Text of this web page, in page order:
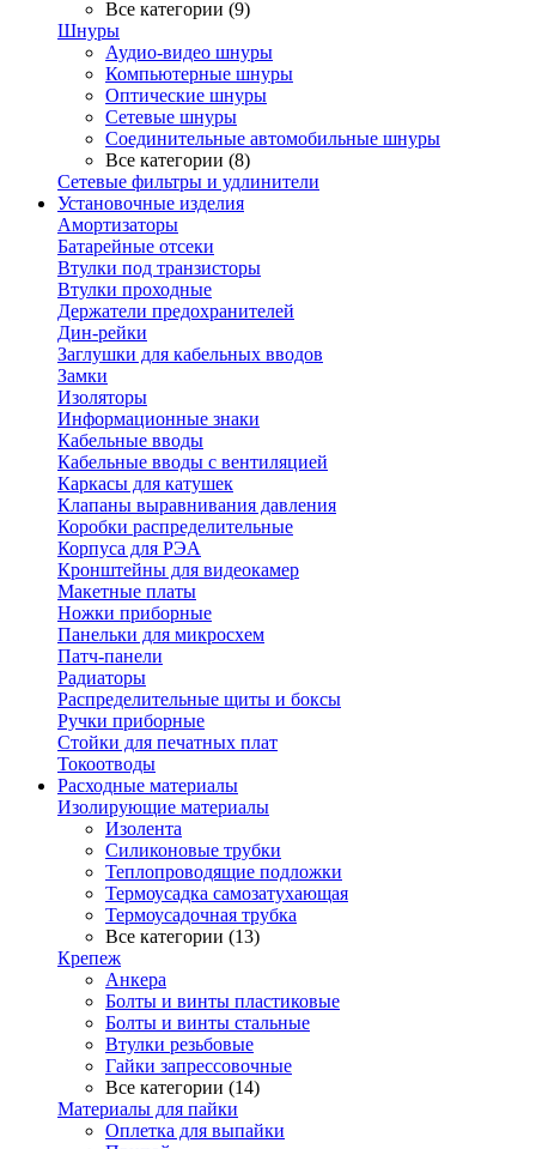
Все категории (9)
Шнуры
Аудио-видео шнуры
Компьютерные шнуры
Оптические шнуры
Сетевые шнуры
Соединительные автомобильные шнуры
Все категории (8)
Сетевые фильтры и удлинители
Установочные изделия
Амортизаторы
Батарейные отсеки
Втулки под транзисторы
Втулки проходные
Держатели предохранителей
Дин-рейки
Заглушки для кабельных вводов
Замки
Изоляторы
Информационные знаки
Кабельные вводы
Кабельные вводы с вентиляцией
Каркасы для катушек
Клапаны выравнивания давления
Коробки распределительные
Корпуса для РЭА
Кронштейны для видеокамер
Макетные платы
Ножки приборные
Панельки для микросхем
Патч-панели
Радиаторы
Распределительные щиты и боксы
Ручки приборные
Стойки для печатных плат
Токоотводы
Расходные материалы
Изолирующие материалы
Изолента
Силиконовые трубки
Теплопроводящие подложки
Термоусадка самозатухающая
Термоусадочная трубка
Все категории (13)
Крепеж
Анкера
Болты и винты пластиковые
Болты и винты стальные
Втулки резьбовые
Гайки запрессовочные
Все категории (14)
Материалы для пайки
Оплетка для выпайки